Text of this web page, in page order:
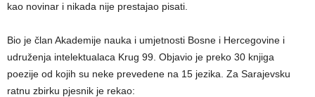
kao novinar i nikada nije prestajao pisati.
Bio je član Akademije nauka i umjetnosti Bosne i Hercegovine i
udruženja intelektualaca Krug 99. Objavio je preko 30 knjiga
poezije od kojih su neke prevedene na 15 jezika. Za Sarajevsku
ratnu zbirku pjesnik je rekao: